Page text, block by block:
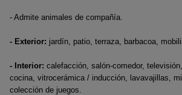
- Admite animales de compañía.
- Exterior: jardín, patio, terraza, barbacoa,
- Interior: calefacción, salón-comedor,
cocina, vitrocerámica / inducción, lavavajillas,
colección de juegos.